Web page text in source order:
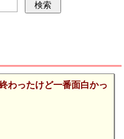
わったけど一番面白かっ